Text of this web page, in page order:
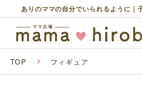
ありのママの自分でいられるように｜
TOP フィギュア